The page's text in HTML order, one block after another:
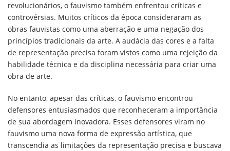
revolucionários, o fauvismo também enfrentou críticas e
controvérsias. Muitos críticos da época consideraram as
obras fauvistas como uma aberração e uma negação dos
princípios tradicionais da arte. A audácia das cores e a falta
de representação precisa foram vistos como uma rejeição da
habilidade técnica e da disciplina necessária para criar uma
obra de arte.
No entanto, apesar das críticas, o fauvismo encontrou
defensores entusiasmados que reconheceram a importância
de sua abordagem inovadora. Esses defensores viram no
fauvismo uma nova forma de expressão artística, que
transcendia as limitações da representação precisa e buscava